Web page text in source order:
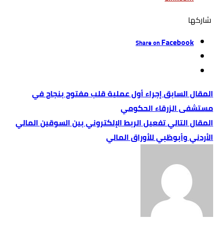
‫‫ شاركها‬
Share onFacebook
إجراء أول عملية قلب مفتوح بنجاح في
مستشفى الزرقاء الحكومي
تفعيل الربط الإلكتروني بين السوقين المالي
الأردني وأبوظبي للأوراق المالي